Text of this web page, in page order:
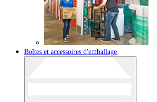
Boîtes et accessoires d'emballage